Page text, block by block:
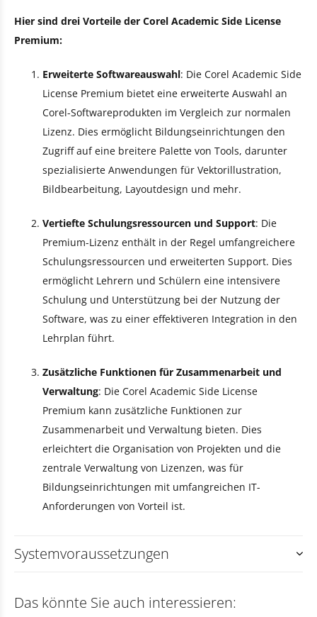
Hier sind drei Vorteile der Corel Academic Side License
Premium:
Erweiterte Softwareauswahl: Die Corel Academic Side
License Premium bietet eine erweiterte Auswahl an
Corel-Softwareprodukten im Vergleich zur normalen
Lizenz. Dies ermöglicht Bildungseinrichtungen den
Zugriff auf eine breitere Palette von Tools, darunter
spezialisierte Anwendungen für Vektorillustration,
Bildbearbeitung, Layoutdesign und mehr.
Vertiefte Schulungsressourcen und Support: Die
Premium-Lizenz enthält in der Regel umfangreichere
Schulungsressourcen und erweiterten Support. Dies
ermöglicht Lehrern und Schülern eine intensivere
Schulung und Unterstützung bei der Nutzung der
Software, was zu einer effektiveren Integration in den
Lehrplan führt.
Zusätzliche Funktionen für Zusammenarbeit und
Verwaltung: Die Corel Academic Side License
Premium kann zusätzliche Funktionen zur
Zusammenarbeit und Verwaltung bieten. Dies
erleichtert die Organisation von Projekten und die
zentrale Verwaltung von Lizenzen, was für
Bildungseinrichtungen mit umfangreichen IT-
Anforderungen von Vorteil ist.
Systemvoraussetzungen
Das könnte Sie auch interessieren: